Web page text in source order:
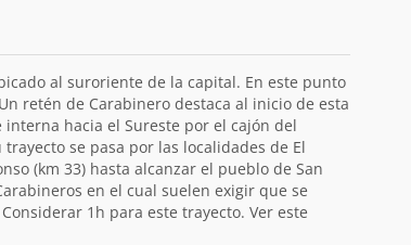
al suroriente de la capital. En este punto
retén de Carabinero destaca al inicio de esta
hacia el Sureste por el cajón del
se pasa por las localidades de El
(km 33) hasta alcanzar el pueblo de San
en el cual suelen exigir que se
1h para este trayecto. Ver este